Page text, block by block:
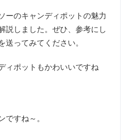
ーのキャンディポットの魅力
説しました。ぜひ、参考にし
送ってみてください。
ィポットもかわいいですね
ですね～。